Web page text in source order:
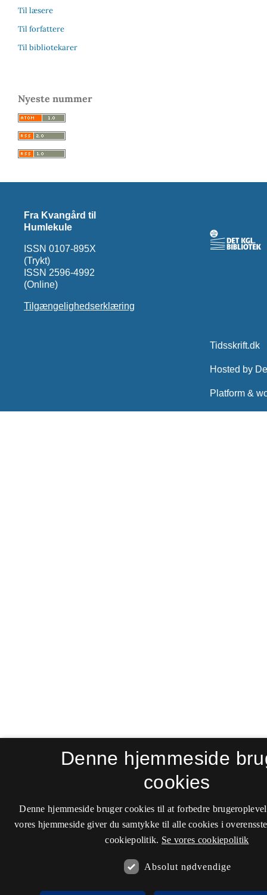
Til læsere
Til forfattere
Til bibliotekarer
Nyeste nummer
Fra Kvangård til
Humlekule
ISSN 0107-895X
(Trykt)
ISSN 2596-4992
(Online)
Tilgængelighedserklæring
Denne hjemmeside
cookies
Denne hjemmeside bruger cookies til at forbedre
vores hjemmeside giver du samtykke til alle cookies i
cookiepolitik. Se vores cookiepolitik
Absolut nødvendige